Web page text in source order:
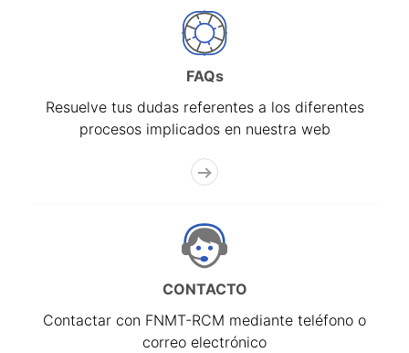
FAQs
Resuelve tus dudas referentes a los diferentes
procesos implicados en nuestra web
CONTACTO
Contactar con FNMT-RCM mediante teléfono o
correo electrónico